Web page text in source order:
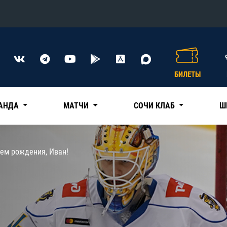
Конференция «Восток»
Трактор
Дивизион Чернышева
Авангард
Адмирал
КХЛ
БИЛЕТЫ
МАТЧИ СОЧИ КЛАБ
рождения, Иван!